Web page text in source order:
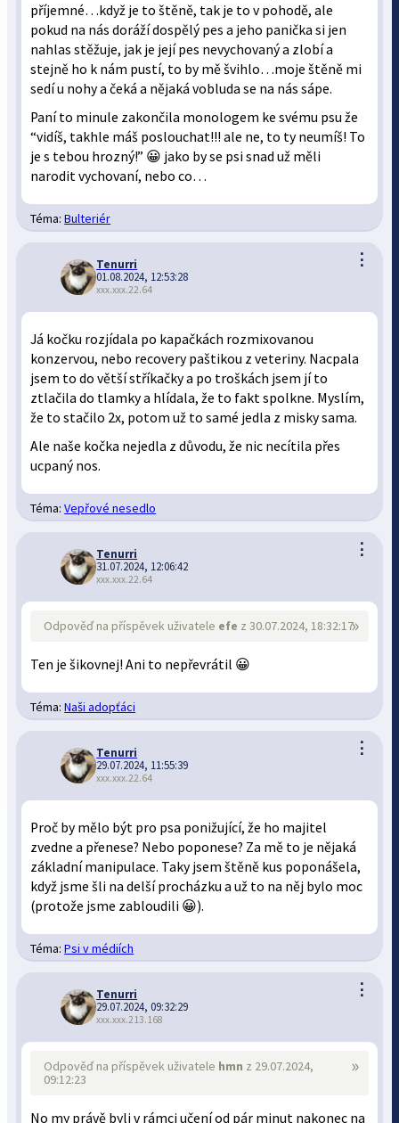
příjemné…když je to štěně, tak je to v pohodě, ale
pokud na nás doráží dospělý pes a jeho panička si jen
nahlas stěžuje, jak je její pes nevychovaný a zlobí a
stejně ho k nám pustí, to by mě švihlo…moje štěně mi
sedí u nohy a čeká a nějaká vobluda se na nás sápe.
Paní to minule zakončila monologem ke svému psu že
“vidíš, takhle máš poslouchat!!! ale ne, to ty neumíš! To
je s tebou hrozný!” 😀 jako by se psi snad už měli
narodit vychovaní, nebo co…
Téma:Bulteriér
⋮
Tenurri
01.08.2024, 12:53:28
xxx.xxx.22.64
Já kočku rozjídala po kapačkách rozmixovanou
konzervou, nebo recovery paštikou z veteriny. Nacpala
jsem to do větší stříkačky a po troškách jsem jí to
ztlačila do tlamky a hlídala, že to fakt spolkne. Myslím,
že to stačilo 2x, potom už to samé jedla z misky sama.
Ale naše kočka nejedla z důvodu, že nic necítila přes
ucpaný nos.
Téma:Vepřové nesedlo
⋮
Tenurri
31.07.2024, 12:06:42
xxx.xxx.22.64
»
Odpověď na příspěvek uživatele efe z 30.07.2024, 18:32:17
Ten je šikovnej! Ani to nepřevrátil 😀
Téma:Naši adopťáci
⋮
Tenurri
29.07.2024, 11:55:39
xxx.xxx.22.64
Proč by mělo být pro psa ponižující, že ho majitel
zvedne a přenese? Nebo poponese? Za mě to je nějaká
základní manipulace. Taky jsem štěně kus poponášela,
když jsme šli na delší procházku a už to na něj bylo moc
(protože jsme zabloudili 😀).
Téma:Psi v médiích
⋮
Tenurri
29.07.2024, 09:32:29
xxx.xxx.213.168
»
Odpověď na příspěvek uživatele hmn z 29.07.2024,
09:12:23
No my právě byli v rámci učení od pár minut nakonec na